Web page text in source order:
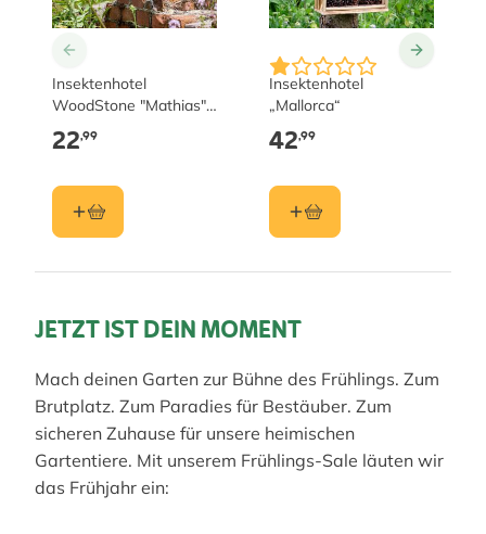
Insektenhotel
WoodStone "Mathias",
gelb
22,99
Insektenhotel
„Mallorca“
42,99
JETZT IST DEIN MOMENT
Mach deinen Garten zur Bühne des Frühlings. Zum
Brutplatz. Zum Paradies für Bestäuber. Zum
sicheren Zuhause für unsere heimischen
Gartentiere. Mit unserem Frühlings-Sale läuten wir
das Frühjahr ein: